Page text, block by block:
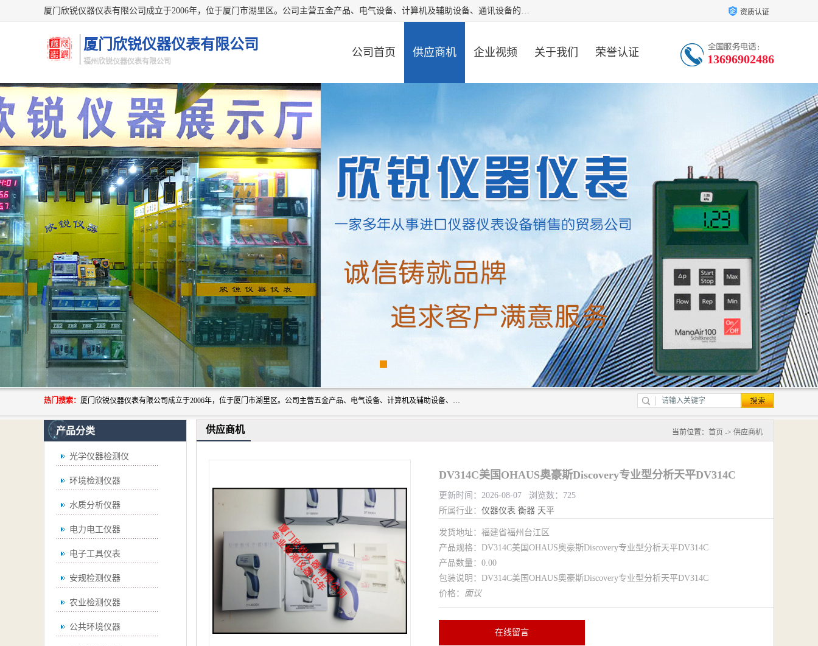
厦门欣锐仪器仪表有限公司成立于2006年，位于厦门市湖里区。公司主营五金产品、电气设备、计算机及辅助设备、通讯设备的批发与零售，同时涉及乐器、照相器材等文化用品的销售。此外，公司还提供通用设备、电气设备、仪器仪表的修理服务，以及信息系统集成、信息技术咨询、数据处理和存储等技术支持。公司致力于为客户提供全面的产品和服务，满足多样化的市场需求。 资质认证
厦门欣锐仪器仪表有限公司
福州欣锐仪器仪表有限公司
公司首页 供应商机 企业视频 关于我们 荣誉认证 13696902486
热门搜索： 厦门欣锐仪器仪表有限公司成立于2006年，位于厦门市湖里区。公司主营五金产品、电气设备、计算机及辅助设备、通讯设备的批发与零售，同时涉及乐器、照相器材等文化用品的销售。此外，公司还提供通用设备、电气设备、仪器仪表的修理服务，以及信息系统集成、信息技术咨询、数据处理和存储等技术支持。公司致力于为客户提供全面的产品和服务，满足多样化的市场需求。
产品分类
光学仪器检测仪
环境检测仪器
水质分析仪器
电力电工仪器
电子工具仪表
安规检测仪器
农业检测仪器
公共环境仪器
供应商机 当前位置： 首页 -> 供应商机
DV314C美国OHAUS奥豪斯Discovery专业型分析天平DV314C
更新时间：2026-08-07 浏览数：725
所属行业： 仪器仪表 衡器 天平
发货地址：福建省福州台江区
产品规格：DV314C美国OHAUS奥豪斯Discovery专业型分析天平DV314C
产品数量：0.00
包装说明：DV314C美国OHAUS奥豪斯Discovery专业型分析天平DV314C
价格： 面议
在线留言